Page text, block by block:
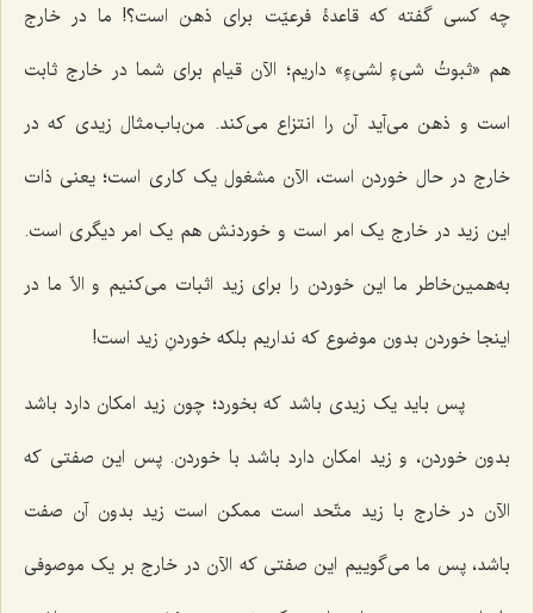
چه کسی گفته که قاعدۀ فرعیّت برای ذهن است؟! ما در خارج
هم «ثبوتُ شیءٍ لشیءٍ» داریم؛ الآن قیام برای شما در خارج ثابت
است و ذهن می‌آید آن را انتزاع می‌کند. من‌باب‌مثال زیدی که در
خارج در حال خوردن است، الآن مشغول یک کاری است؛ یعنی ذات
این زید در خارج یک امر است و خوردنش هم یک امر دیگری است.
به‌همین‌خاطر ما این خوردن را برای زید اثبات می‌کنیم و الاّ ما در
اینجا خوردن بدون موضوع که نداریم بلکه خوردنِ زید است!
پس باید یک زیدی باشد که بخورد؛ چون زید امکان دارد باشد
بدون خوردن، و زید امکان دارد باشد با خوردن. پس این صفتی که
الآن در خارج با زید متّحد است ممکن است زید بدون آن صفت
باشد، پس ما می‌گوییم این صفتی که الآن در خارج بر یک موصوفی